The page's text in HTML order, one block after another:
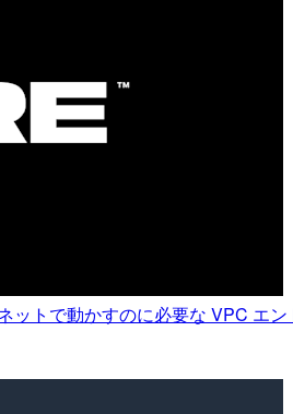
ットで動かすのに必要な VPC エ